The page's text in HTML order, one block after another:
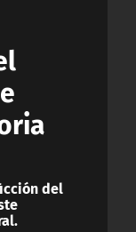
del